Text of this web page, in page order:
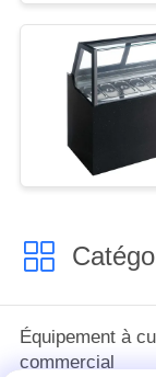
PLAN
SITE
POLICY
Équipement à
commercial